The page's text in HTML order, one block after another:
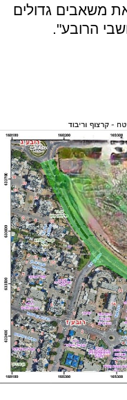
משאבים גדולים
הרובע".